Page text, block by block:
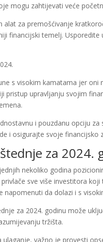
mogu zahtijevati veće
alat za premošćivanje
financijski temelj.
s visokim kamatama jer
pristup upravljanju svojim
i pouzdanu opciju
i osigurajte svoje
za
nekoliko godina
sve više investitora
napomenuti da dolazi i s
za 2024. godinu može
tržišta.
važno je provesti